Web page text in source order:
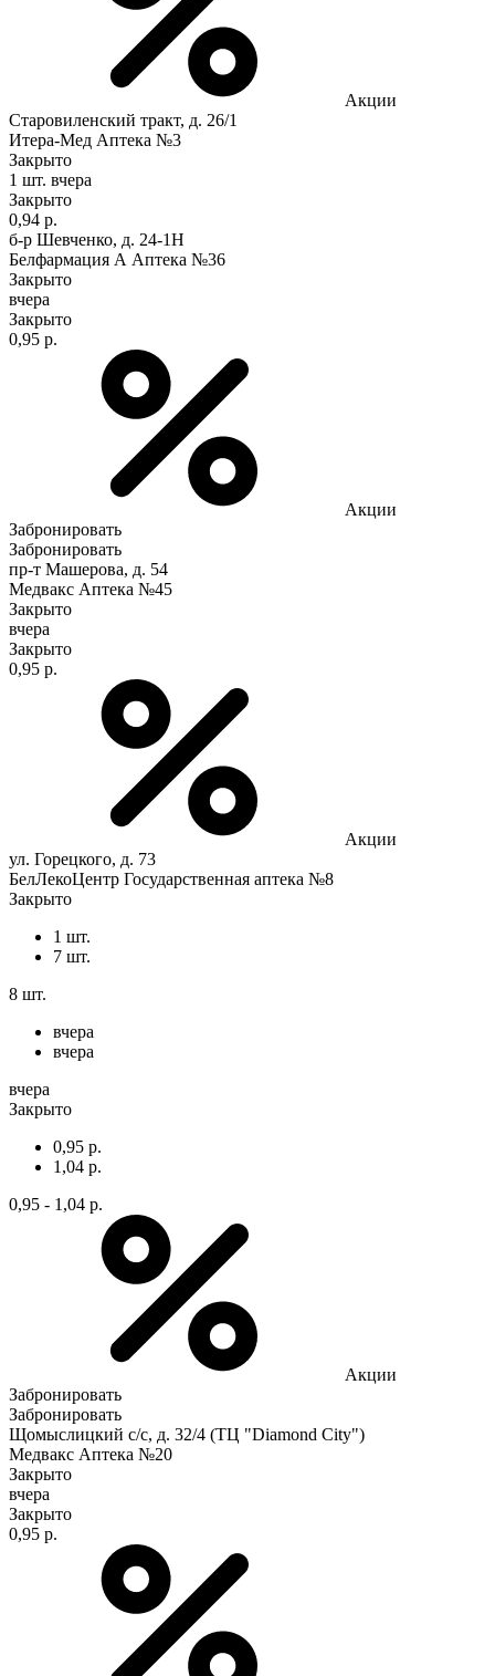
Акции
Старовиленский тракт, д. 26/1
Итера-Мед Аптека №3
Закрыто
1 шт. вчера
Закрыто
0,94 р.
б-р Шевченко, д. 24-1Н
Белфармация А Аптека №36
Закрыто
вчера
Закрыто
0,95 р.
Акции
Забронировать
Забронировать
пр-т Машерова, д. 54
Медвакс Аптека №45
Закрыто
вчера
Закрыто
0,95 р.
Акции
ул. Горецкого, д. 73
БелЛекоЦентр Государственная аптека №8
Закрыто
1 шт.
7 шт.
8 шт.
вчера
вчера
вчера
Закрыто
0,95 р.
1,04 р.
0,95 - 1,04 р.
Акции
Забронировать
Забронировать
Щомыслицкий с/с, д. 32/4 (ТЦ "Diamond City")
Медвакс Аптека №20
Закрыто
вчера
Закрыто
0,95 р.